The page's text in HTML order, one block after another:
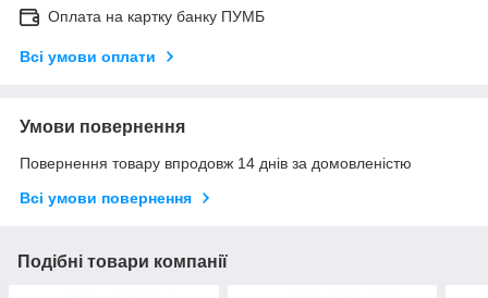
Оплата на картку банку ПУМБ
Всі умови оплати
Умови повернення
Повернення товару впродовж 14 днів за домовленістю
Всі умови повернення
Подібні товари компанії